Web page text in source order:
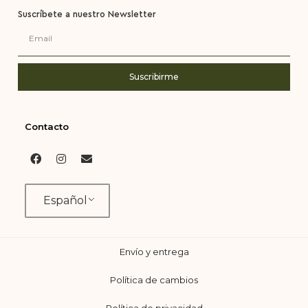
Suscríbete a nuestro Newsletter
Suscribirme
Contacto
Español
Envío y entrega
Política de cambios